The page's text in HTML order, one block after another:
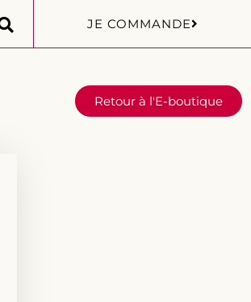
JE COMMANDE
Retour à l'E-boutique